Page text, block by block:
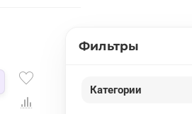
Фильтры
Категории